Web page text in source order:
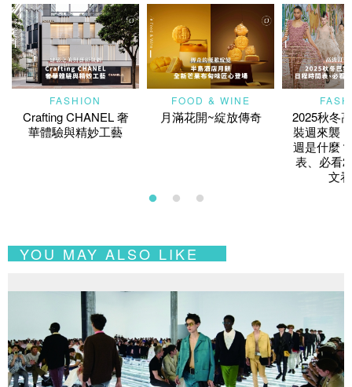
FASHION
Crafting CHANEL 奢
華體驗與精妙工藝
FOOD & WINE
月滿花開~綻放傳奇
2025秋冬
裝週來襲
週是什麼
表、必看
文
YOU MAY ALSO LIKE